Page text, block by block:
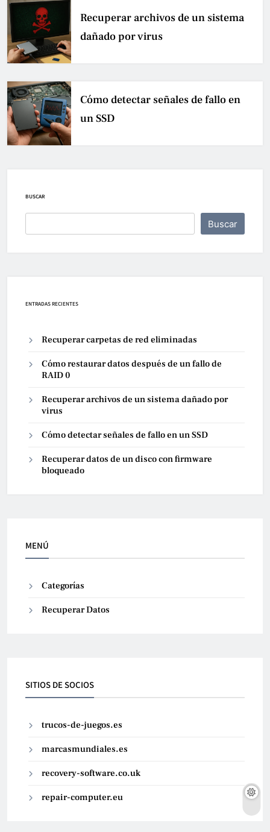
Recuperar archivos de un sistema
dañado por virus
Cómo detectar señales de fallo en
un SSD
BUSCAR
Buscar
ENTRADAS RECIENTES
Recuperar carpetas de red eliminadas
Cómo restaurar datos después de un fallo de
RAID 0
Recuperar archivos de un sistema dañado por
virus
Cómo detectar señales de fallo en un SSD
Recuperar datos de un disco con firmware
bloqueado
MENÚ
Categorías
Recuperar Datos
SITIOS DE SOCIOS
trucos-de-juegos.es
marcasmundiales.es
recovery-software.co.uk
repair-computer.eu